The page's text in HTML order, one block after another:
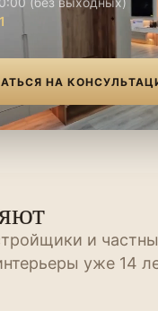
НА
и
уже 14